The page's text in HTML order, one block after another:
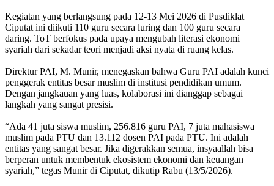
Kegiatan yang berlangsung pada 12-13 Mei 2026 di Pusdiklat
Ciputat ini diikuti 110 guru secara luring dan 100 guru secara
daring. ToT berfokus pada upaya mengubah literasi ekonomi
syariah dari sekadar teori menjadi aksi nyata di ruang kelas.
Direktur PAI, M. Munir, menegaskan bahwa Guru PAI adalah kunci
penggerak entitas besar muslim di institusi pendidikan umum.
Dengan jangkauan yang luas, kolaborasi ini dianggap sebagai
langkah yang sangat presisi.
“Ada 41 juta siswa muslim, 256.816 guru PAI, 7 juta mahasiswa
muslim pada PTU dan 13.112 dosen PAI pada PTU. Ini adalah
entitas yang sangat besar. Jika digerakkan semua, insyaallah bisa
berperan untuk membentuk ekosistem ekonomi dan keuangan
syariah,” tegas Munir di Ciputat, dikutip Rabu (13/5/2026).